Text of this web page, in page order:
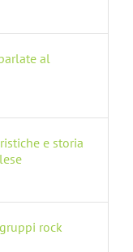
al
e storia
rock